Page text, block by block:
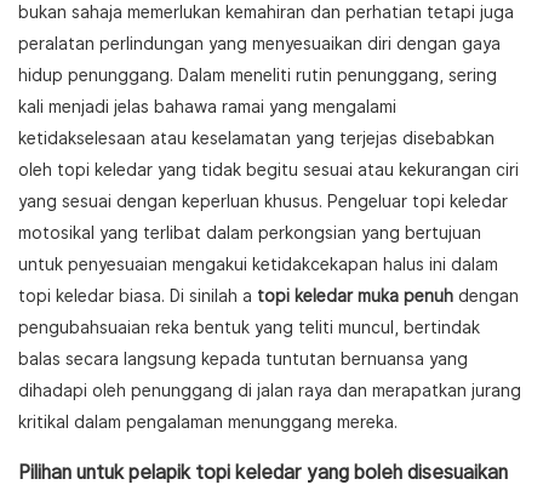
bukan sahaja memerlukan kemahiran dan perhatian tetapi juga
peralatan perlindungan yang menyesuaikan diri dengan gaya
hidup penunggang. Dalam meneliti rutin penunggang, sering
kali menjadi jelas bahawa ramai yang mengalami
ketidakselesaan atau keselamatan yang terjejas disebabkan
oleh topi keledar yang tidak begitu sesuai atau kekurangan ciri
yang sesuai dengan keperluan khusus. Pengeluar topi keledar
motosikal yang terlibat dalam perkongsian yang bertujuan
untuk penyesuaian mengakui ketidakcekapan halus ini dalam
topi keledar biasa. Di sinilah a topi keledar muka penuh dengan
pengubahsuaian reka bentuk yang teliti muncul, bertindak
balas secara langsung kepada tuntutan bernuansa yang
dihadapi oleh penunggang di jalan raya dan merapatkan jurang
kritikal dalam pengalaman menunggang mereka.
Pilihan untuk pelapik topi keledar yang boleh disesuaikan